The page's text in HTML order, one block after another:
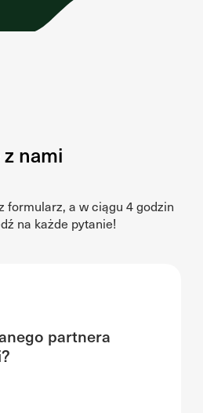
nami
formularz, a w ciągu 4 godzin
na każde pytanie!
partnera